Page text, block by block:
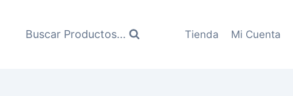
Buscar Productos... Tienda Mi Cuenta